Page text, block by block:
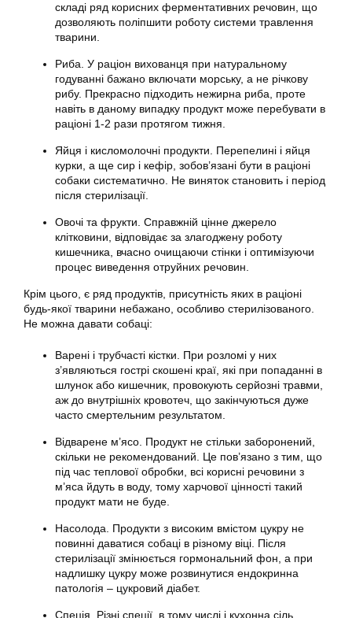
складі ряд корисних ферментативних речовин, що
дозволяють поліпшити роботу системи травлення
тварини.
Риба. У раціон вихованця при натуральному
годуванні бажано включати морську, а не річкову
рибу. Прекрасно підходить нежирна риба, проте
навіть в даному випадку продукт може перебувати в
раціоні 1-2 рази протягом тижня.
Яйця і кисломолочні продукти. Перепелині і яйця
курки, а ще сир і кефір, зобов’язані бути в раціоні
собаки систематично. Не виняток становить і період
після стерилізації.
Овочі та фрукти. Справжній цінне джерело
клітковини, відповідає за злагоджену роботу
кишечника, вчасно очищаючи стінки і оптимізуючи
процес виведення отруйних речовин.
Крім цього, є ряд продуктів, присутність яких в раціоні
будь-якої тварини небажано, особливо стерилізованого.
Не можна давати собаці:
Варені і трубчасті кістки. При розломі у них
з’являються гострі скошені краї, які при попаданні в
шлунок або кишечник, провокують серйозні травми,
аж до внутрішніх кровотеч, що закінчуються дуже
часто смертельним результатом.
Відварене м’ясо. Продукт не стільки заборонений,
скільки не рекомендований. Це пов’язано з тим, що
під час теплової обробки, всі корисні речовини з
м’яса йдуть в воду, тому харчової цінності такий
продукт мати не буде.
Насолода. Продукти з високим вмістом цукру не
повинні даватися собаці в різному віці. Після
стерилізації змінюється гормональний фон, а при
надлишку цукру може розвинутися ендокринна
патологія – цукровий діабет.
Спеція. Різні спеції, в тому числі і кухонна сіль